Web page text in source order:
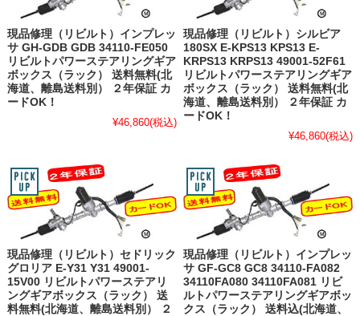
現品修理（リビルト）インプレッ
サ GH-GDB GDB 34110-FE050
リビルトパワーステアリングギア
ボックス（ラック） 送料無料(北
海道、離島送料別） ２年保証 カ
ードOK！
¥46,860(税込)
現品修理（リビルト）シルビア
180SX E-KPS13 KPS13 E-
KRPS13 KRPS13 49001-52F61
リビルトパワーステアリングギア
ボックス（ラック） 送料無料(北
海道、離島送料別） ２年保証 カ
ードOK！
¥46,860(税込)
現品修理（リビルト）セドリック
グロリア E-Y31 Y31 49001-
15V00 リビルトパワーステアリ
ングギアボックス（ラック） 送
料無料(北海道、離島送料別） ２
現品修理（リビルト）インプレッ
サ GF-GC8 GC8 34110-FA082
34110FA080 34110FA081 リビ
ルトパワーステアリングギアボッ
クス（ラック） 送料込(北海道、